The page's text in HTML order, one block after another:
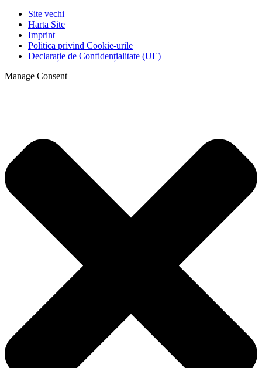
Site vechi
Harta Site
Imprint
Politica privind Cookie-urile
Declarație de Confidențialitate (UE)
Manage Consent